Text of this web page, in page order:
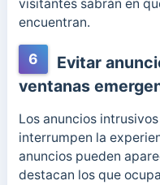
visitantes sabrán en
encuentran.
6
Evitar
ventanas
Los anuncios
interrumpen la
anuncios pueden
destacan los que